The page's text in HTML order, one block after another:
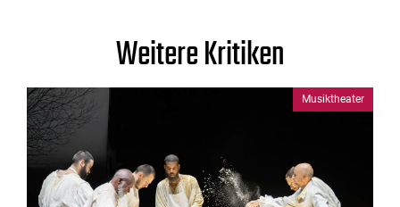
Weitere Kritiken
Musiktheater